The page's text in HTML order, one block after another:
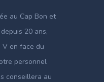
au Cap Bon et
20 ans,
V en face du
personnel
conseillera au